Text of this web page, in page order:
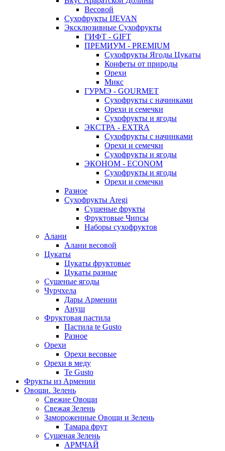
Весовой
Сухофрукты IJEVAN
Эксклюзивные Сухофрукты
ГИФТ - GIFT
ПРЕМИУМ - PREMIUM
Сухофрукты Ягоды Цукаты
Конфеты от природы
Орехи
Микс
ГУРМЭ - GOURMET
Сухофрукты с начинками
Орехи и семечки
Сухофрукты и ягоды
ЭКСТРА - EXTRA
Сухофрукты с начинками
Орехи и семечки
Сухофрукты и ягоды
ЭКОНОМ - ECONOM
Сухофрукты и ягоды
Орехи и семечки
Разное
Сухофрукты Aregi
Сушеные фрукты
Фруктовые Чипсы
Наборы сухофруктов
Алани
Алани весовой
Цукаты
Цукаты фруктовые
Цукаты разные
Сушеные ягоды
Чурчхела
Дары Армении
Ануш
Фруктовая пастила
Пастила te Gusto
Разное
Орехи
Орехи весовые
Орехи в меду
Te Gusto
Фрукты из Армении
Овощи. Зелень
Свежие Овощи
Свежая Зелень
Замороженные Овощи и Зелень
Тамара фрут
Сушеная Зелень
АРМЧАЙ